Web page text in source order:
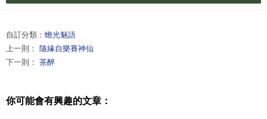
自訂分類： 蟾光魅語
上一則： 隨緣自樂賽神仙
下一則： 茶醉
你可能會有興趣的文章：